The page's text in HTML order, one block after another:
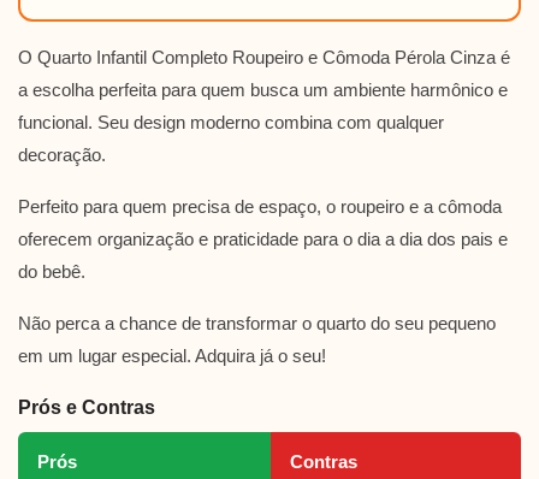
O Quarto Infantil Completo Roupeiro e Cômoda Pérola Cinza é
a escolha perfeita para quem busca um ambiente harmônico e
funcional. Seu design moderno combina com qualquer
decoração.
Perfeito para quem precisa de espaço, o roupeiro e a cômoda
oferecem organização e praticidade para o dia a dia dos pais e
do bebê.
Não perca a chance de transformar o quarto do seu pequeno
em um lugar especial. Adquira já o seu!
Prós e Contras
Prós Contras